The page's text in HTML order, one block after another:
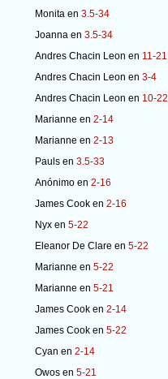
Monita en 3.5-34
Joanna en 3.5-34
Andres Chacin Leon en 11-21
Andres Chacin Leon en 3-4
Andres Chacin Leon en 10-22
Marianne en 2-14
Marianne en 2-13
Pauls en 3.5-33
Anónimo en 2-16
James Cook en 2-16
Nyx en 5-22
Eleanor De Clare en 5-22
Marianne en 5-22
Marianne en 5-21
James Cook en 2-14
James Cook en 5-22
Cyan en 2-14
Owos en 5-21